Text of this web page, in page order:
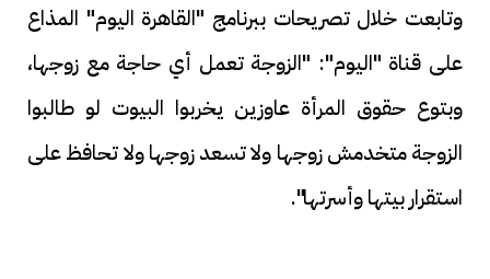
وتابعت خلال تصريحات ببرنامج "القاهرة اليوم" المذاع
على قناة "اليوم": "الزوجة تعمل أي حاجة مع زوجها،
وبتوع حقوق المرأة عاوزين يخربوا البيوت لو طالبوا
الزوجة متخدمش زوجها ولا تسعد زوجها ولا تحافظ على
استقرار بيتها وأسرتها".